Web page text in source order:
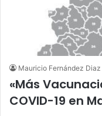
Mauricio Fernández Diaz
«Más
COVID-19 en